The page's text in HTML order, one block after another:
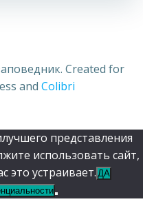
Created for
and Colibri
представления
использовать сайт,
это устраивает. ДА